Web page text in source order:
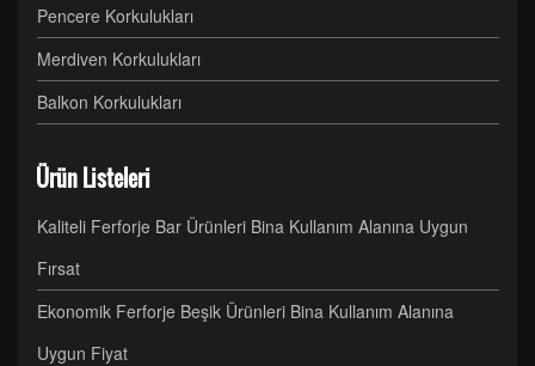
Pencere Korkulukları
Merdiven Korkulukları
Balkon Korkulukları
Ürün Listeleri
Kaliteli Ferforje Bar Ürünleri Bina Kullanım Alanına Uygun
Fırsat
Ekonomik Ferforje Beşik Ürünleri Bina Kullanım Alanına
Uygun Fiyat